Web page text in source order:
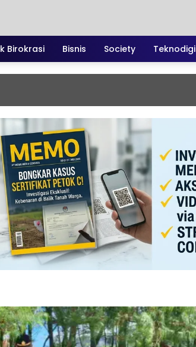
Birokrasi Bisnis Society Teknodigi